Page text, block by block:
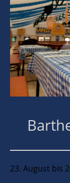
23. August bis